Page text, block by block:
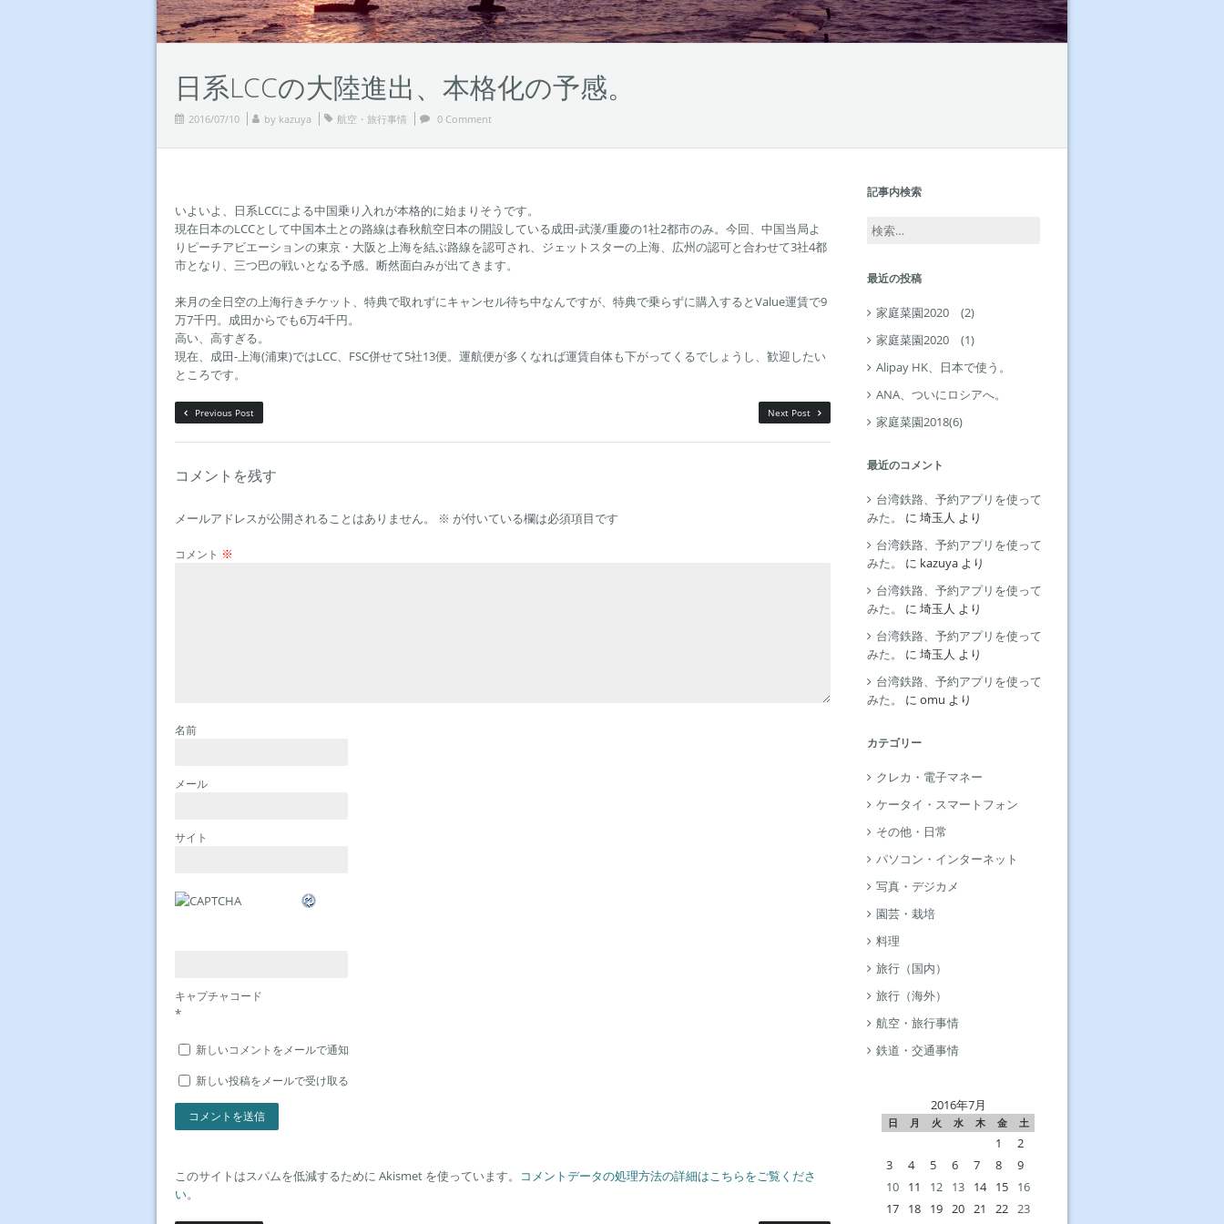
日系LCCの大陸進出、本格化の予感。
2016/07/10 by kazuya 航空・旅行事情 0 Comment
いよいよ、日系LCCによる中国乗り入れが本格的に始まりそうです。
現在日本のLCCとして中国本土との路線は春秋航空日本の開設している成田-武漢/重慶の1社2都市のみ。今回、中国当局よ
りピーチアビエーションの東京・大阪と上海を結ぶ路線を認可され、ジェットスターの上海、広州の認可と合わせて3社4都
市となり、三つ巴の戦いとなる予感。断然面白みが出てきます。
来月の全日空の上海行きチケット、特典で取れずにキャンセル待ち中なんですが、特典で乗らずに購入するとValue運賃で9
万7千円。成田からでも6万4千円。
高い、高すぎる。
現在、成田-上海(浦東)ではLCC、FSC併せて5社13便。運航便が多くなれば運賃自体も下がってくるでしょうし、歓迎したい
ところです。
Next Post
Previous Post
コメントを残す
メールアドレスが公開されることはありません。 ※ が付いている欄は必須項目です
コメント ※
名前
メール
サイト
キャプチャコード
*
新しいコメントをメールで通知
新しい投稿をメールで受け取る
このサイトはスパムを低減するために Akismet を使っています。
コメントデータの処理方法の詳細はこちらをご覧くださ
い。
記事内検索
検
索:
最近の投稿
家庭菜園2020 (2)
家庭菜園2020 (1)
Alipay HK、日本で使う。
ANA、ついにロシアへ。
家庭菜園2018(6)
最近のコメント
台湾鉄路、予約アプリを使って
みた。
に 埼玉人 より
台湾鉄路、予約アプリを使って
みた。
に kazuya より
台湾鉄路、予約アプリを使って
みた。
に 埼玉人 より
台湾鉄路、予約アプリを使って
みた。
に 埼玉人 より
台湾鉄路、予約アプリを使って
みた。
に omu より
カテゴリー
クレカ・電子マネー
ケータイ・スマートフォン
その他・日常
パソコン・インターネット
写真・デジカメ
園芸・栽培
料理
旅行（国内）
旅行（海外）
航空・旅行事情
鉄道・交通事情
2016年7月
日 月 火 水 木 金 土
1
2
3
4 5 6 7 8
9
10
11 12 13 14 15
16
17
18 19 20 21 22 23